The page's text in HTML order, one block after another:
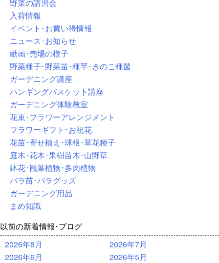
野菜の講習会
入荷情報
イベント･お買い得情報
ニュース･お知らせ
動画･売場の様子
野菜種子･野菜苗･種芋･きのこ種菌
ガーデニング講座
ハンギングバスケット講座
ガーデニング体験教室
花束･フラワーアレンジメント
フラワーギフト･お祝花
花苗･寄せ植え･球根･草花種子
庭木･花木･果樹苗木･山野草
鉢花･観葉植物･多肉植物
バラ苗･バラグッズ
ガーデニング用品
まめ知識
以前の新着情報･ブログ
2026年8月
2026年7月
2026年6月
2026年5月